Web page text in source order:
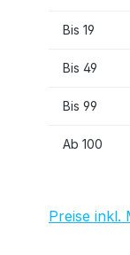
Bis 19
Bis 49
Bis 99
Ab 100
Preise inkl.